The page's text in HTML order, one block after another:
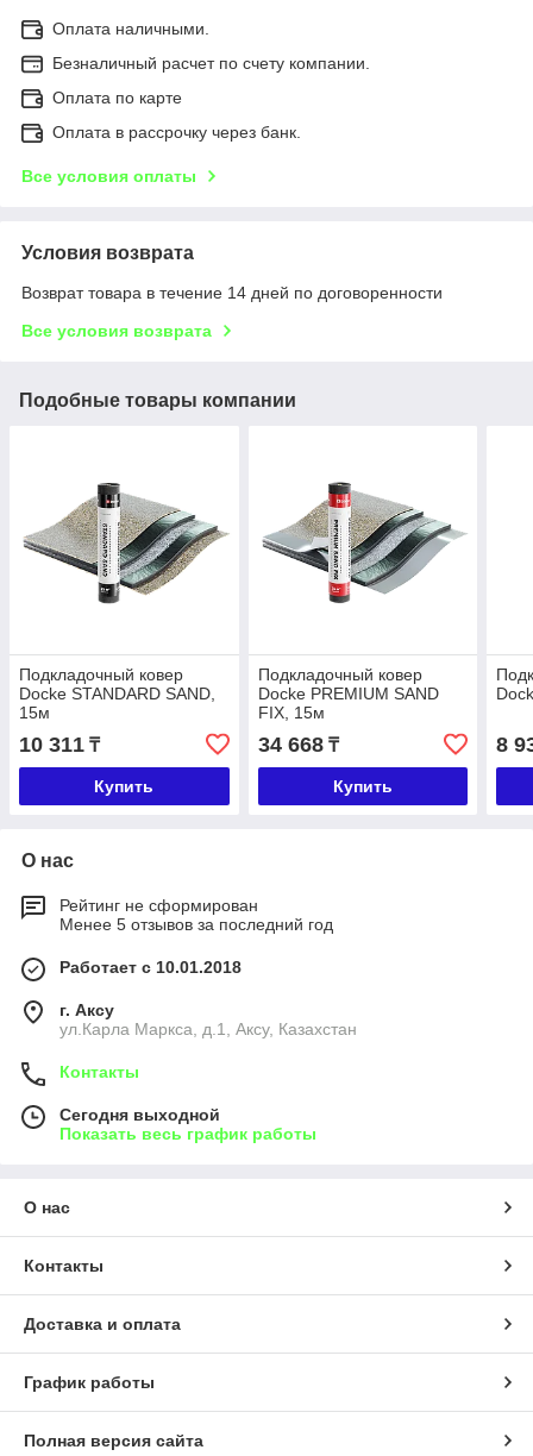
Оплата наличными.
Безналичный расчет по счету компании.
Оплата по карте
Оплата в рассрочку через банк.
Все условия оплаты
Условия возврата
Возврат товара в течение 14 дней по договоренности
Все условия возврата
Подобные товары компании
Подкладочный ковер
Dоcke STANDARD SAND,
15м
10 311 ₸
Купить
Подкладочный ковер
Dоcke PREMIUM SAND
FIX, 15м
34 668₸
Купить
8
О нас
Рейтинг не сформирован
Менее 5 отзывов за последний год
Работает с 10.01.2018
г. Аксу
ул.Карла Маркса, д.1, Аксу, Казахстан
Контакты
Сегодня выходной
Показать весь график работы
О нас
Контакты
Доставка и оплата
График работы
Полная версия сайта